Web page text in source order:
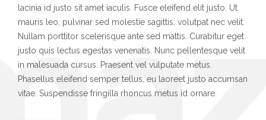
lacinia id justo sit amet iaculis. Fusce eleifend elit justo. Ut
mauris leo, pulvinar sed molestie sagittis, volutpat nec velit.
Nullam porttitor scelerisque ante sed mattis. Curabitur eget
justo quis lectus egestas venenatis. Nunc pellentesque velit
in malesuada cursus. Praesent vel vulputate metus.
Phasellus eleifend semper tellus, eu laoreet justo accumsan
vitae. Suspendisse fringilla rhoncus metus id ornare.